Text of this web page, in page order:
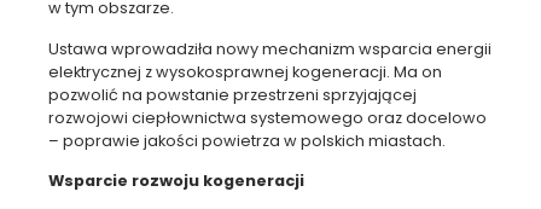
w tym obszarze.
Ustawa wprowadziła nowy mechanizm wsparcia energii
elektrycznej z wysokosprawnej kogeneracji. Ma on
pozwolić na powstanie przestrzeni sprzyjającej
rozwojowi ciepłownictwa systemowego oraz docelowo
– poprawie jakości powietrza w polskich miastach.
Wsparcie rozwoju kogeneracji